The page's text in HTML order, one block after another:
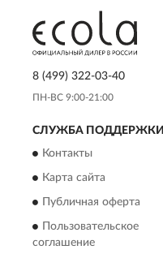
8 (499) 322-03-40
ПН-ВС 9:00-21:00
СЛУЖБА ПОДДЕРЖКИ
Контакты
Карта сайта
Публичная оферта
Пользовательское
соглашение